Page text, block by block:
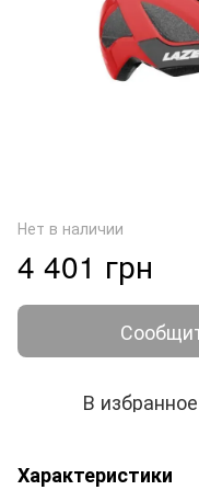
Нет в наличии
4 401 грн
В избранное
Характеристики